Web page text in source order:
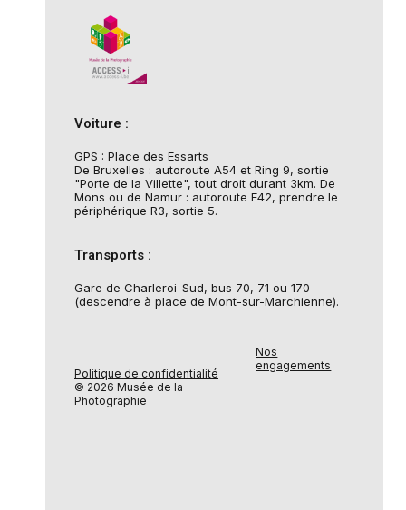
Voiture :
GPS : Place des Essarts
De Bruxelles : autoroute A54 et Ring 9, sortie
"Porte de la Villette", tout droit durant 3km. De
Mons ou de Namur : autoroute E42, prendre le
périphérique R3, sortie 5.
Transports :
Gare de Charleroi-Sud, bus 70, 71 ou 170
(descendre à place de Mont-sur-Marchienne).
Politique de confidentialité
© 2026 Musée de la
Photographie
Nos
engagements